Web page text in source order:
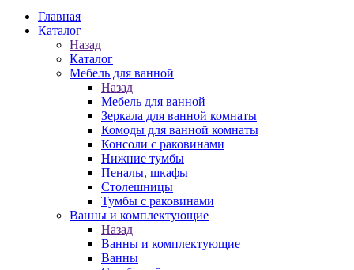
Главная
Каталог
Назад
Каталог
Мебель для ванной
Назад
Мебель для ванной
Зеркала для ванной комнаты
Комоды для ванной комнаты
Консоли с раковинами
Нижние тумбы
Пеналы, шкафы
Столешницы
Тумбы с раковинами
Ванны и комплектующие
Назад
Ванны и комплектующие
Ванны